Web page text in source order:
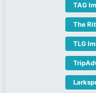
TAG
The
TLG